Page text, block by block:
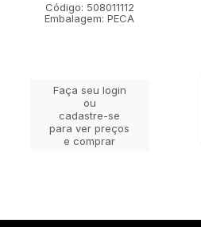
Código: 508011112
Embalagem: PECA
Faça seu login
ou
cadastre-se
para ver preços
e comprar